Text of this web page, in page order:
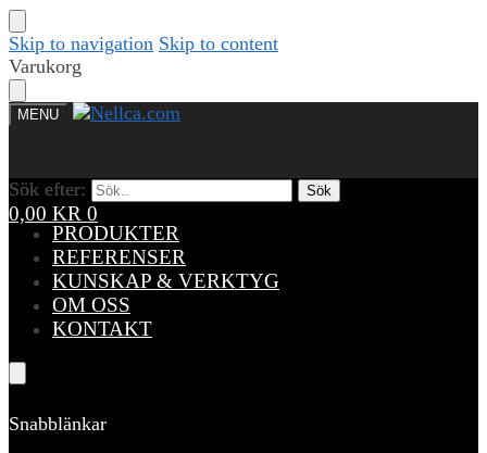
Skip to navigation Skip to content
Varukorg
MENU
Sök efter: Sök
0,00 KR 0
Sök efter: Sök
PRODUKTER
REFERENSER
KUNSKAP & VERKTYG
OM OSS
KONTAKT
Snabblänkar